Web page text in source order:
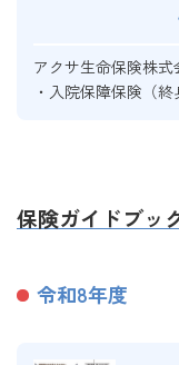
アクサ生命保険株式
・入院保障保険（終
保険ガイドブッ
令和8年度